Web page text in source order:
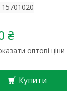
15701020
₴
оптові ціни
Купити